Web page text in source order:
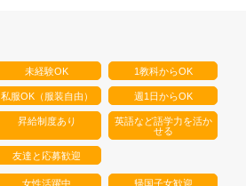
未経験OK 1教科からOK
私服OK（服装自由） 週1日からOK
昇給制度あり
英語など語学力を活か
せる
友達と応募歓迎
女性活躍中 帰国子女歓迎